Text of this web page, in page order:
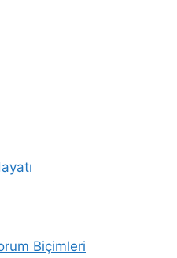
Biçimleri